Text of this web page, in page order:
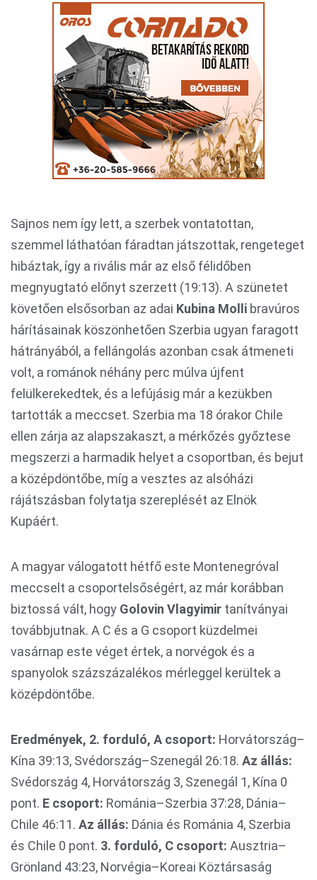
Sajnos nem így lett, a szerbek vontatottan,
szemmel láthatóan fáradtan játszottak, rengeteget
hibáztak, így a rivális már az első félidőben
megnyugtató előnyt szerzett (19:13). A szünetet
követően elsősorban az adai Kubina Molli bravúros
hárításainak köszönhetően Szerbia ugyan faragott
hátrányából, a fellángolás azonban csak átmeneti
volt, a románok néhány perc múlva újfent
felülkerekedtek, és a lefújásig már a kezükben
tartották a meccset. Szerbia ma 18 órakor Chile
ellen zárja az alapszakaszt, a mérkőzés győztese
megszerzi a harmadik helyet a csoportban, és bejut
a középdöntőbe, míg a vesztes az alsóházi
rájátszásban folytatja szereplését az Elnök
Kupáért.
A magyar válogatott hétfő este Montenegróval
meccselt a csoportelsőségért, az már korábban
biztossá vált, hogy Golovin Vlagyimir tanítványai
továbbjutnak. A C és a G csoport küzdelmei
vasárnap este véget értek, a norvégok és a
spanyolok százszázalékos mérleggel kerültek a
középdöntőbe.
Eredmények, 2. forduló, A csoport: Horvátország–
Kína 39:13, Svédország–Szenegál 26:18. Az állás:
Svédország 4, Horvátország 3, Szenegál 1, Kína 0
pont. E csoport: Románia–Szerbia 37:28, Dánia–
Chile 46:11. Az állás: Dánia és Románia 4, Szerbia
és Chile 0 pont. 3. forduló, C csoport: Ausztria–
Grönland 43:23, Norvégia–Koreai Köztársaság